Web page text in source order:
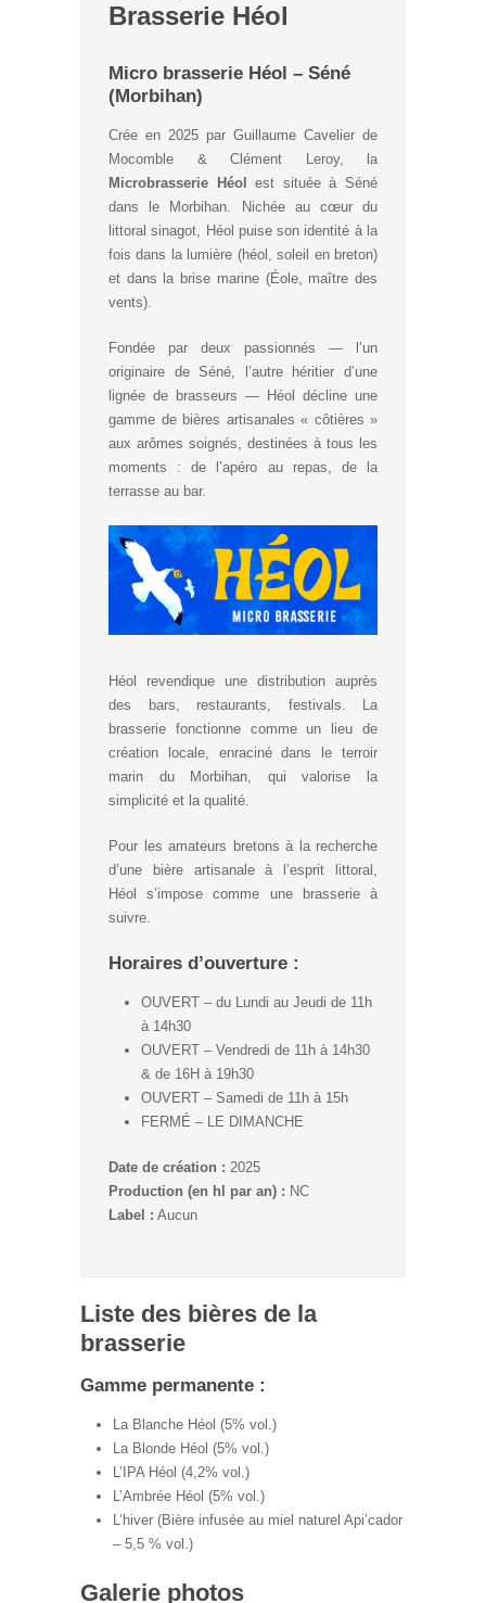
Brasserie Héol
Micro brasserie Héol – Séné
(Morbihan)
Crée en 2025 par Guillaume Cavelier de
Mocomble & Clément Leroy, la
Microbrasserie Héol
est située à Séné
dans le Morbihan. Nichée au cœur du
littoral sinagot, Héol puise son identité à la
fois dans la lumière (héol, soleil en breton)
et dans la brise marine (Éole, maître des
vents).
Fondée par deux passionnés — l’un
originaire de Séné, l’autre héritier d’une
lignée de brasseurs — Héol décline une
gamme de bières artisanales « côtières »
aux arômes soignés, destinées à tous les
moments : de l’apéro au repas, de la
terrasse au bar.
Héol revendique une distribution auprès
des bars, restaurants, festivals. La
brasserie fonctionne comme un lieu de
création locale, enraciné dans le terroir
marin du Morbihan, qui valorise la
simplicité et la qualité.
Pour les amateurs bretons à la recherche
d’une bière artisanale à l’esprit littoral,
Héol s’impose comme une brasserie à
suivre.
Horaires d’ouverture :
OUVERT – du Lundi au Jeudi de 11h
à 14h30
OUVERT – Vendredi de 11h à 14h30
& de 16H à 19h30
OUVERT – Samedi de 11h à 15h
FERMÉ – LE DIMANCHE
Date de création : 2025
Production (en hl par an) : NC
Label : Aucun
Liste des bières de la
brasserie
Gamme permanente :
La Blanche Héol (5% vol.)
La Blonde Héol (5% vol.)
L’IPA Héol (4,2% vol.)
L’Ambrée Héol (5% vol.)
L’hiver (Bière infusée au miel naturel Api’cador
– 5,5 % vol.)
Galerie photos